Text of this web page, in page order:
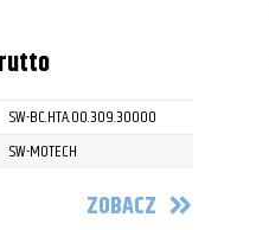
SW-BC.HTA.00.309.30000
SW-MOTECH
ZOBACZ